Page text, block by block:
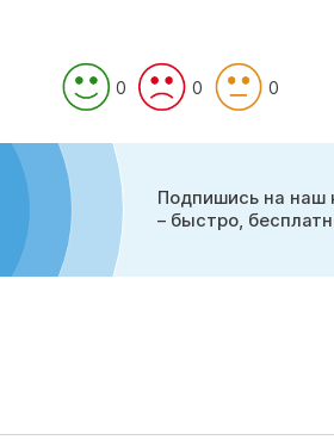
0 0 0
Подпишись на наш
– быстро,